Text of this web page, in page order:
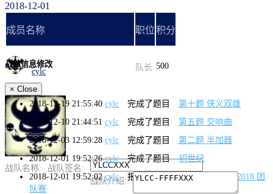
2018-12-01
成员名称 职位积分
cylc 队长 500
2018-12-19 21:55:40 cylc 完成了题目
第十题 侠义双雄
2018-12-10 21:44:51 cylc 完成了题目
第五题 交响曲
2018-12-03 12:59:28 cylc 完成了题目
第二题 半加器
2018-12-01 19:52:26 cylc 完成了题目
初世纪
2018-12-01 19:52:02 cylc 报名了活动
看雪CTF.TSRC 2018 团
队赛
战队信息修改
× Close
战队名称:
战队签名:
战队介绍: